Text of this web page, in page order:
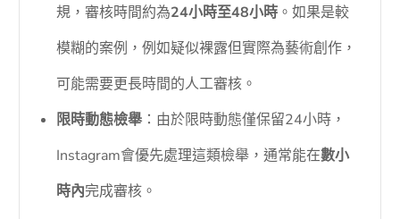
規，審核時間約為24小時至48小時 。如果是較
模糊的案例，例如疑似裸露但實際為藝術創作，
可能需要更長時間的人工審核。
限時動態檢舉 ：由於限時動態僅保留24小時，
Instagram會優先處理這類檢舉，通常能在數小
時內完成審核。